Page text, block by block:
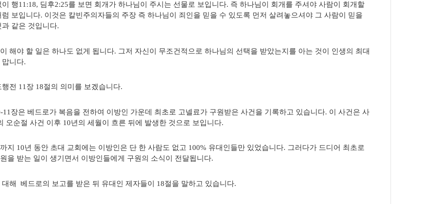
이 행11:18, 딤후2:25를 보면 회개가 하나님이 주시는 선물로 보입니다. 즉 하나님이 회개를 주셔야 사람이 회개할
럼 보입니다. 이것은 칼빈주의자들의 주장 즉 하나님이 죄인을 믿을 수 있도록 먼저 살려놓으셔야 그 사람이 믿을
같은 것입니다.
해야 할 일은 하나도 없게 됩니다. 그저 자신이 무조건적으로 하나님의 선택을 받았는지를 아는 것이 인생의 최대
맙니다.
전 11장 18절의 의미를 보겠습니다.
11장은 베드로가 복음을 전하여 이방인 가운데 최초로 고넬료가 구원받은 사건을 기록하고 있습니다. 이 사건은 사
오순절 사건 이후 10년의 세월이 흐른 뒤에 발생한 것으로 보입니다.
지 10년 동안 초대 교회에는 이방인은 단 한 사람도 없고 100% 유대인들만 있었습니다. 그러다가 드디어 최초로
을 받는 일이 생기면서 이방인들에게 구원의 소식이 전달됩니다.
대해 베드로의 보고를 받은 뒤 유대인 제자들이 18절을 말하고 있습니다.